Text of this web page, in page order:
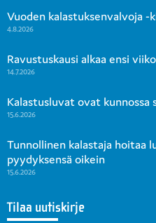
Vuoden kalastuksenvalvoja -
4.8.2026
Ravustuskausi alkaa ensi
14.7.2026
Kalastusluvat ovat kunnossa
15.6.2026
Tunnollinen kalastaja hoitaa
pyydyksensä oikein
15.6.2026
Tilaa uutiskirje